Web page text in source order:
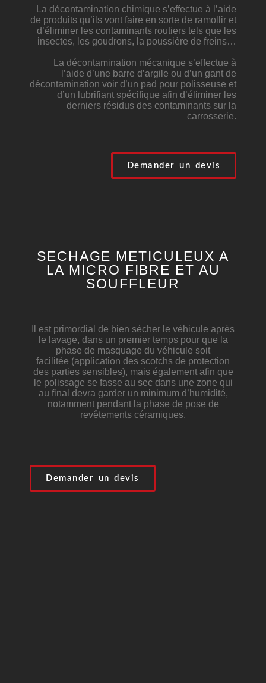
La décontamination chimique s’effectue à l’aide
de produits qu’ils vont faire en sorte de ramollir et
d’éliminer les contaminants routiers tels que les
insectes, les goudrons, la poussière de freins…
La décontamination mécanique s’effectue à
l’aide d’une barre d’argile ou d’un gant de
décontamination voir d’un pad pour polisseuse et
d’un lubrifiant spécifique afin d’éliminer les
derniers résidus des contaminants sur la
carrosserie.
Demander un devis
SECHAGE METICULEUX A
LA MICRO FIBRE ET AU
SOUFFLEUR
Il est primordial de bien sécher le véhicule après
le lavage, dans un premier temps pour que la
phase de masquage du véhicule soit
facilitée (application des scotchs de protection
des parties sensibles), mais également afin que
le polissage se fasse au sec dans une zone qui
au final devra garder un minimum d’humidité,
notamment pendant la phase de pose de
revêtements céramiques.
Demander un devis